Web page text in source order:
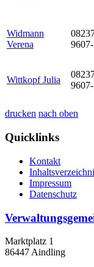
Widmann
Verena
Wittkopf Julia
drucken nach oben
Quicklinks
Kontakt
Impressum
Datenschutz
Marktplatz 1
86447 Aindling